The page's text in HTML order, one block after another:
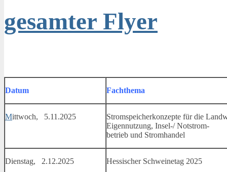
gesamter Flyer
Datum Fachthema
Mittwoch, 5.11.2025
Stromspeicherkonzepte für die
Eigennutzung, Insel-/ Notstrom-
betrieb und Stromhandel
Dienstag, 2.12.2025 Hessischer Schweinetag 2025